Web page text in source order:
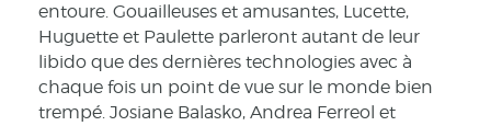
entoure. Gouailleuses et amusantes, Lucette,
Huguette et Paulette parleront autant de leur
libido que des dernières technologies avec à
chaque fois un point de vue sur le monde bien
trempé. Josiane Balasko, Andrea Ferreol et